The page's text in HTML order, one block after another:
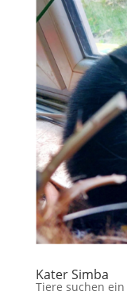
Kater Simba
Tiere suchen ein